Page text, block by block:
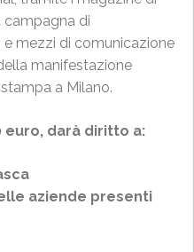
campagna di
mezzi di comunicazione
manifestazione
a Milano.
euro, darà diritto a:
aziende presenti